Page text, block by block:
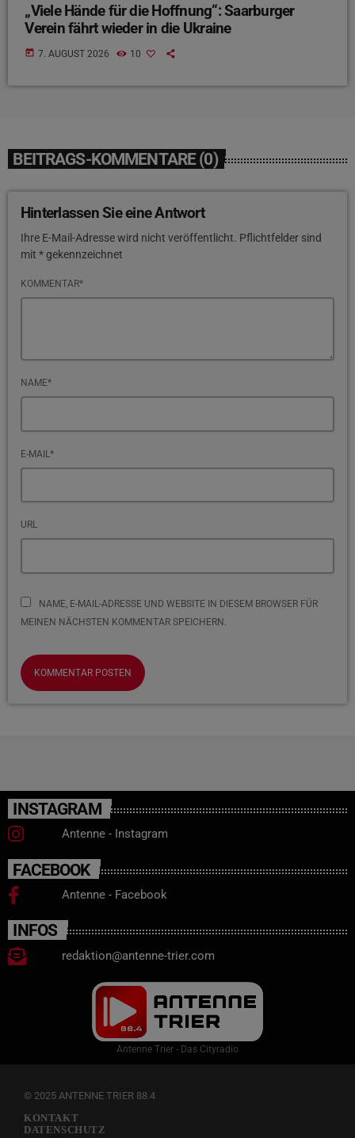
„Viele Hände für die Hoffnung“: Saarburger
Verein fährt wieder in die Ukraine
today 7. AUGUST 2026 10
BEITRAGS-KOMMENTARE (0)
Hinterlassen Sie eine Antwort
Ihre E-Mail-Adresse wird nicht veröffentlicht. Pflichtfelder sind
mit * gekennzeichnet
KOMMENTAR*
NAME*
E-MAIL*
URL
NAME, E-MAIL-ADRESSE UND WEBSITE IN DIESEM BROWSER FÜR
MEINEN NÄCHSTEN KOMMENTAR SPEICHERN.
INSTAGRAM
Antenne - Instagram
FACEBOOK
Antenne - Facebook
INFOS
redaktion@antenne-trier.com
Antenne Trier - Das Cityradio
© 2025 ANTENNE TRIER 88.4
KONTAKT
DATENSCHUTZ